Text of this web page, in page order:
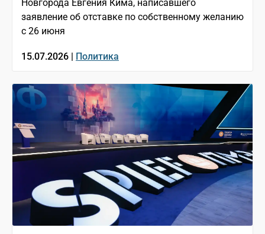
Новгорода Евгения Кима, написавшего
заявление об отставке по собственному желанию
с 26 июня
15.07.2026 | Политика